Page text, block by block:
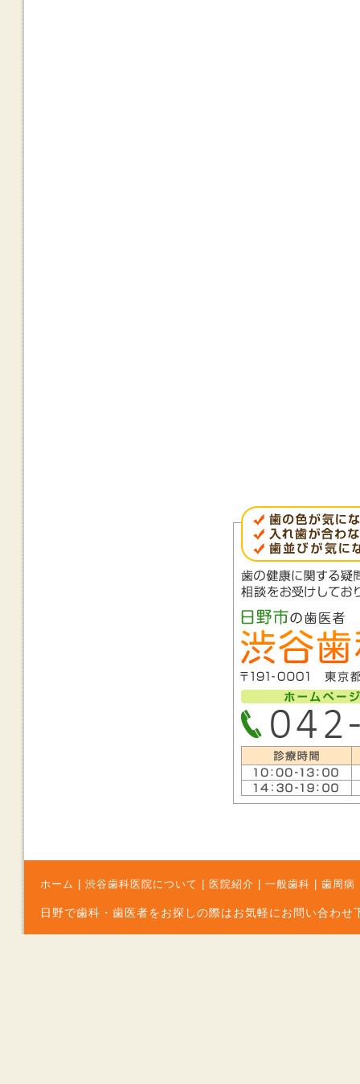
ホーム 渋谷歯科医院について 医院紹介 一般歯科 歯周病
日野で歯科・歯医者をお探しの際はお気軽にお問い合